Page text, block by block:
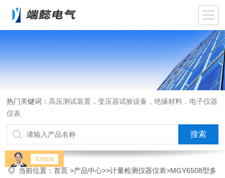
热门关键词： 高压测试装置，变压器试验设备，绝缘材料，电子仪器
仪表
当前位置：首页>产品中心>>计量检测仪器仪表>MGY6508型多